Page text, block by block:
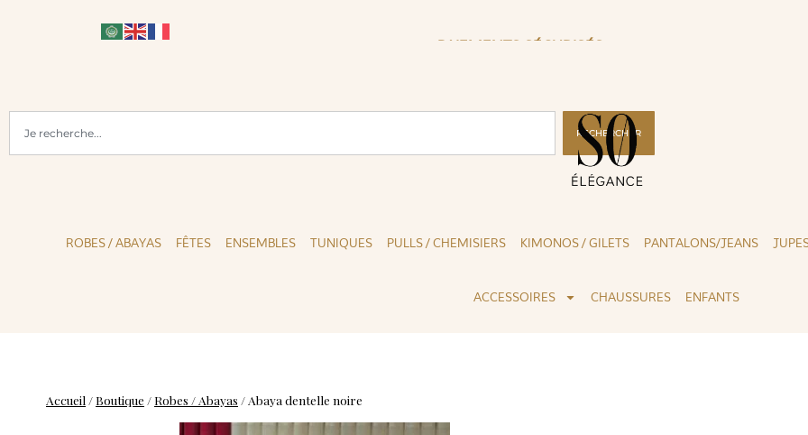
RECHERCHER
ROBES / ABAYAS FÊTES ENSEMBLES TUNIQUES PULLS / CHEMISIERS KIMONOS / GILETS PANTALONS/JEANS
ACCESSOIRES CHAUSSURES ENFANTS
Accueil /Boutique / Robes / Abayas / Abaya dentelle noire